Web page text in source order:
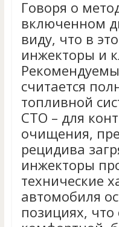
Говоря о
включенном
виду, что в
инжекторы и
считается
топливной
СТО – для
очищения,
рецидива
инжекторы
технические
автомобиля
позициях, что